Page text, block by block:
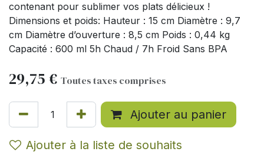
contenant pour sublimer vos plats délicieux !
Dimensions et poids: Hauteur : 15 cm Diamètre : 9,7
cm Diamètre d’ouverture : 8,5 cm Poids : 0,44 kg
Capacité : 600 ml 5h Chaud / 7h Froid Sans BPA
29,75 € Toutes taxes comprises
Ajouter au panier
Ajouter à la liste de souhaits